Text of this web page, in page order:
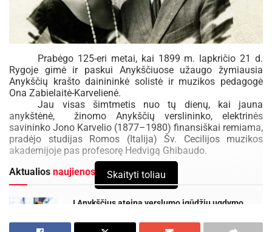
Prabėgo 125-eri metai, kai 1899 m. lapkričio 21 d.
Rygoje gimė ir paskui Anykščiuose užaugo žymiausia
Anykščių krašto dainininkė solistė ir muzikos pedagogė
Ona Zabielaitė-Karvelienė.
Jau visas šimtmetis nuo tų dienų, kai jauna
anykštėnė, žinomo Anykščių verslininko, elektrinės
savininko Jono Karvelio (1877–1980) finansiškai remiama,
pradėjo studijas Romos (Italija) Šv. Cecilijos muzikos
akademijoje pas profesorę Hedvigą Ghibaudo.
Aktualios naujienos
Į Anykščius ateina verslumo įgūdžių ugdymo
asmenims
Skaityti toliau